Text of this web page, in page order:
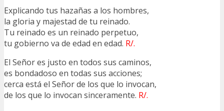
Explicando tus hazañas a los hombres,
la gloria y majestad de tu reinado.
Tu reinado es un reinado perpetuo,
tu gobierno va de edad en edad. R/.
El Señor es justo en todos sus caminos,
es bondadoso en todas sus acciones;
cerca está el Señor de los que lo invocan,
de los que lo invocan sinceramente. R/.